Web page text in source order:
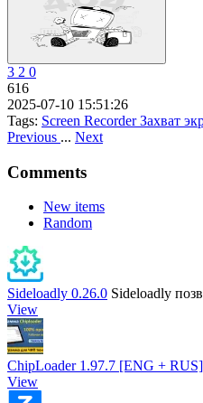
3 2 0
616
2025-07-10 15:51:26
Tags: Screen RecorderЗахват
Previous ... Next
Comments
New items
Random
Sideloadly 0.26.0 Sideloadly
View
ChipLoader 1.97.7 [ENG +
View